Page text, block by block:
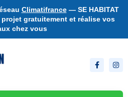
Climatifrance— SE HABITAT
gratuitement et réalise vos
chez vous